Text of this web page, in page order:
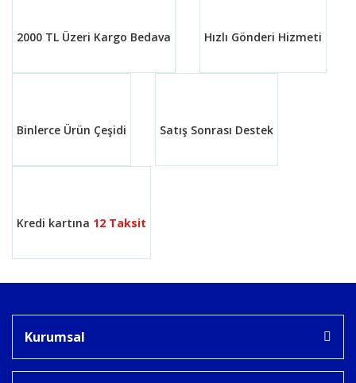
Ürün bilgilerinde hatalar bulunuyor.
2000 TL Üzeri Kargo Bedava Hızlı Gönderi Hizmeti
Binlerce Ürün Çeşidi Satış Sonrası Destek
Kredi kartına 12 Taksit
Kurumsal